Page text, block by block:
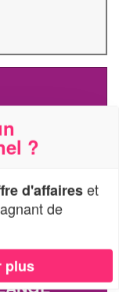
(03210)
?
d'affaireset
de
plus